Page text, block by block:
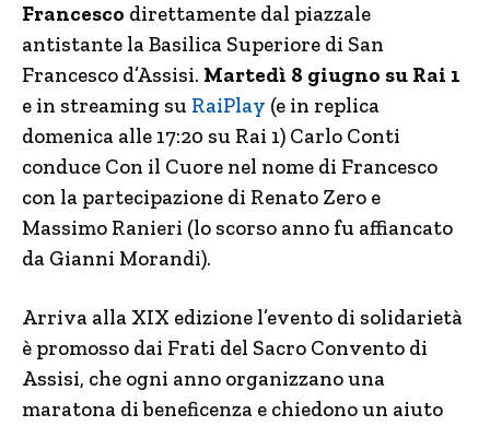
Francesco direttamente dal piazzale
antistante la Basilica Superiore di San
Francesco d’Assisi. Martedì 8 giugno su Rai 1
e in streaming su RaiPlay (e in replica
domenica alle 17:20 su Rai 1) Carlo Conti
conduce Con il Cuore nel nome di Francesco
con la partecipazione di Renato Zero e
Massimo Ranieri (lo scorso anno fu affiancato
da Gianni Morandi).
Arriva alla XIX edizione l’evento di solidarietà
è promosso dai Frati del Sacro Convento di
Assisi, che ogni anno organizzano una
maratona di beneficenza e chiedono un aiuto